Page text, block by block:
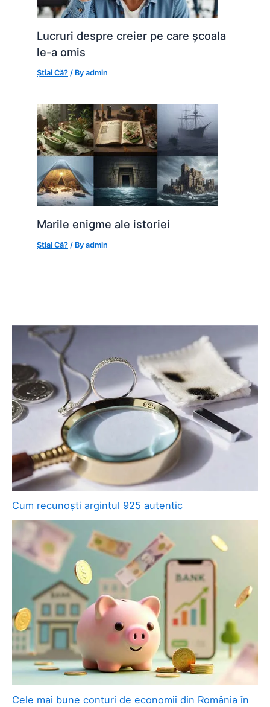
Lucruri despre creier pe care școala
le-a omis
Știai Că? / Byadmin
Marile enigme ale istoriei
Știai Că? / Byadmin
Cum recunoști argintul 925 autentic
Cele mai bune conturi de economii din România în